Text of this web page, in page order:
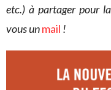
etc.) à partager pour
vous unmail !